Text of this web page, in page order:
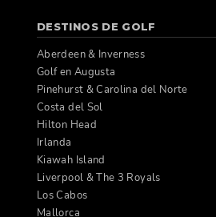
DESTINOS DE GOLF
Aberdeen & Inverness
Golf en Augusta
Pinehurst & Carolina del Norte
Costa del Sol
Hilton Head
Irlanda
Kiawah Island
Liverpool & The 3 Royals
Los Cabos
Mallorca